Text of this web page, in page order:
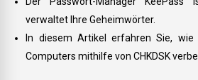
verwaltet Ihre Geheimwörter.
In diesem Artikel erfahren Sie, wie
Computers mithilfe von CHKDSK